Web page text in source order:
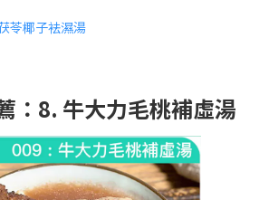
苓椰子袪濕湯
：8. 牛大力毛桃補虛湯